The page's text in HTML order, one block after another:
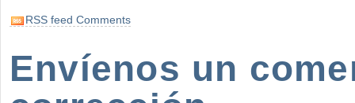
RSS feed Comments
Envíenos un